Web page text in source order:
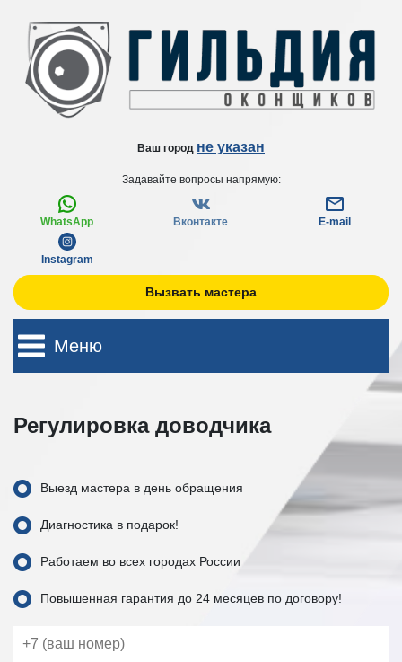
Ваш город не указан
Задавайте вопросы напрямую:
WhatsApp Вконтакте E-mail
Instagram
Вызвать мастера
Меню
Регулировка доводчика
Выезд мастера в день обращения
Диагностика в подарок!
Работаем во всех городах России
Повышенная гарантия до 24 месяцев по договору!